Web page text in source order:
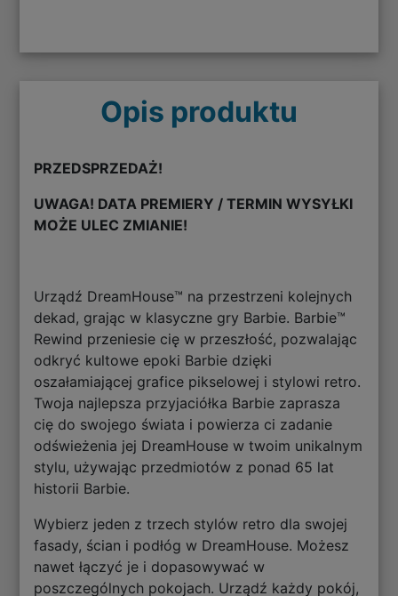
Opis produktu
PRZEDSPRZEDAŻ!
UWAGA! DATA PREMIERY / TERMIN WYSYŁKI
MOŻE ULEC ZMIANIE!
Urządź DreamHouse™ na przestrzeni kolejnych
dekad, grając w klasyczne gry Barbie. Barbie™
Rewind przeniesie cię w przeszłość, pozwalając
odkryć kultowe epoki Barbie dzięki
oszałamiającej grafice pikselowej i stylowi retro.
Twoja najlepsza przyjaciółka Barbie zaprasza
cię do swojego świata i powierza ci zadanie
odświeżenia jej DreamHouse w twoim unikalnym
stylu, używając przedmiotów z ponad 65 lat
historii Barbie.
Wybierz jeden z trzech stylów retro dla swojej
fasady, ścian i podłóg w DreamHouse. Możesz
nawet łączyć je i dopasowywać w
poszczególnych pokojach. Urządź każdy pokój,